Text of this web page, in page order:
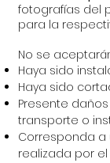
fotografías del
para la
No se
Haya sido
Haya sido
Presente
transporte o
Corresponda a
realizada por el